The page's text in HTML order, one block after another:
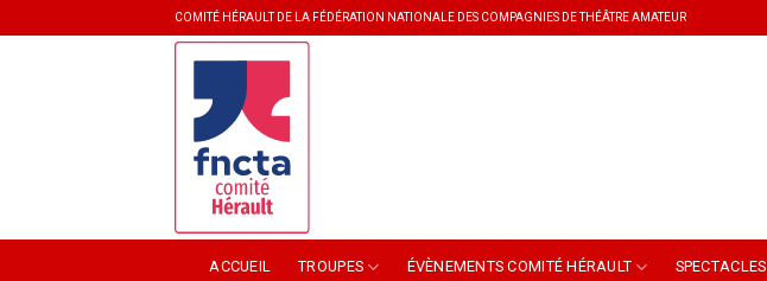
to
COMITÉ HÉRAULT DE LA FÉDÉRATION NATIONALE DES COMPAGNIES DE THÉÂTRE AMATEUR
ACCUEIL TROUPES ÉVÈNEMENTS COMITÉ HÉRAULT SPECTACLES